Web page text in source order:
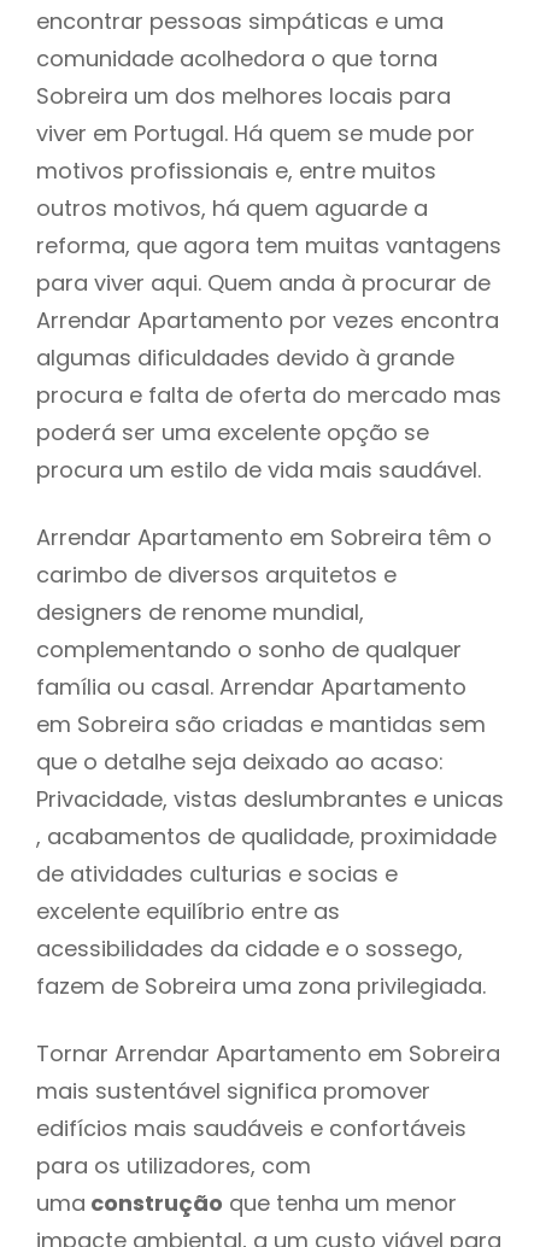
encontrar pessoas simpáticas e uma
comunidade acolhedora o que torna
Sobreira um dos melhores locais para
viver em Portugal. Há quem se mude por
motivos profissionais e, entre muitos
outros motivos, há quem aguarde a
reforma, que agora tem muitas vantagens
para viver aqui. Quem anda à procurar de
Arrendar Apartamento por vezes encontra
algumas dificuldades devido à grande
procura e falta de oferta do mercado mas
poderá ser uma excelente opção se
procura um estilo de vida mais saudável.
Arrendar Apartamento em Sobreira têm o
carimbo de diversos arquitetos e
designers de renome mundial,
complementando o sonho de qualquer
família ou casal. Arrendar Apartamento
em Sobreira são criadas e mantidas sem
que o detalhe seja deixado ao acaso:
Privacidade, vistas deslumbrantes e unicas
, acabamentos de qualidade, proximidade
de atividades culturias e socias e
excelente equilíbrio entre as
acessibilidades da cidade e o sossego,
fazem de Sobreira uma zona privilegiada.
Tornar Arrendar Apartamento em Sobreira
mais sustentável significa promover
edifícios mais saudáveis e confortáveis
para os utilizadores, com
uma construção que tenha um menor
impacte ambiental, a um custo viável para